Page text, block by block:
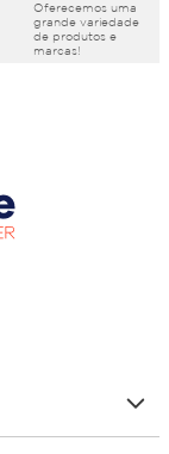
Oferecemos uma
grande variedade
de produtos e
marcas!